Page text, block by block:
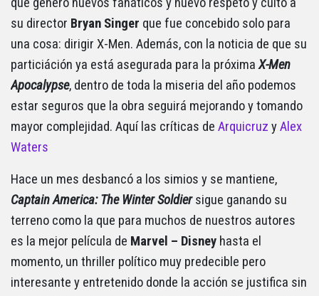
su director Bryan Singer que fue concebido solo para
una cosa: dirigir X-Men. Además, con la noticia de que su
particiáción ya está asegurada para la próximaX-Men
Apocalypse, dentro de toda la miseria del año podemos
estar seguros que la obra seguirá mejorando y tomando
mayor complejidad. Aquí las críticas de Arquicruz yAlex
Waters
Hace un mes desbancó a los simios y se mantiene,
Captain America: The Winter Soldier sigue ganando su
terreno como la que para muchos de nuestros autores
es la mejor película de Marvel – Disney hasta el
momento, un thriller político muy predecible pero
interesante y entretenido donde la acción se justifica sin